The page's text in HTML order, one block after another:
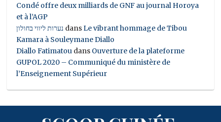
Condé offre deux milliards de GNF au journal Horoya
et à l’AGP
נערות ליווי בחולון dansLe vibrant hommage de Tibou
Kamara à Souleymane Diallo
Diallo Fatimatou dans Ouverture de la plateforme
GUPOL 2020 – Communiqué du ministère de
l’Enseignement Supérieur